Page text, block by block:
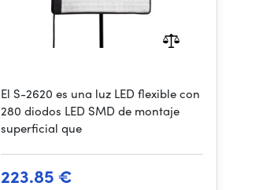
El S-2620 es una luz LED flexible con
280 diodos LED SMD de montaje
superficial que
223.85 €